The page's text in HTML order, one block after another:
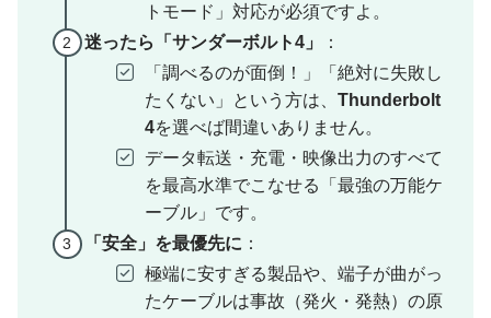
トモード」対応が必須ですよ。
迷ったら「サンダーボルト4」
：
「調べるのが面倒！」「絶対に失敗し
たくない」という方は、 Thunderbolt
4を選べば間違いありません。
データ転送・充電・映像出力のすべて
を最高水準でこなせる「最強の万能ケ
ーブル」です。
「安全」を最優先に ：
極端に安すぎる製品や、端子が曲がっ
たケーブルは事故（発火・発熱）の原